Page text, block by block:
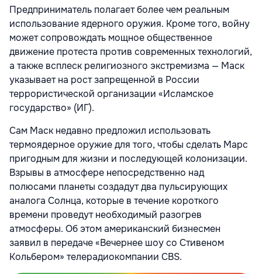
Предприниматель полагает более чем реальным
использование ядерного оружия. Кроме того, войну
может сопровождать мощное общественное
движение протеста против современных технологий,
а также всплеск религиозного экстремизма — Маск
указывает на рост запрещенной в России
террористической организации «Исламское
государство» (ИГ).
Сам Маск недавно предложил использовать
термоядерное оружие для того, чтобы сделать Марс
пригодным для жизни и последующей колонизации.
Взрывы в атмосфере непосредственно над
полюсами планеты создадут два пульсирующих
аналога Солнца, которые в течение короткого
времени проведут необходимый разогрев
атмосферы. Об этом американский бизнесмен
заявил в передаче «Вечернее шоу со Стивеном
Кольбером» телерадиокомпании CBS.